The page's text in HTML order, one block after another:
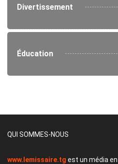
Divertissement
Éducation
QUI SOMMES-NOUS
www.lemissaire.tg est un média